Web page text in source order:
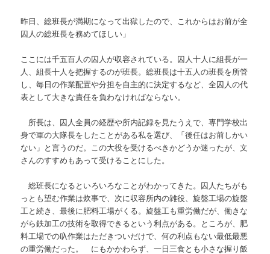
昨日、総班長が満期になって出獄したので、これからはお前が全
囚人の総班長を務めてほしい」
ここには千五百人の囚人が収容されている。囚人十人に組長が一
人、組長十人を把握するのが班長。総班長は十五人の班長を所管
し、毎日の作業配置や分担を自主的に決定するなど、全囚人の代
表として大きな責任を負わなければならない。
所長は、囚人全員の経歴や所内記録を見たうえで、専門学校出
身で軍の大隊長をしたことがある私を選び、「後任はお前しかい
ない」と言うのだ。この大役を受けるべきかどうか迷ったが、文
さんのすすめもあって受けることにした。
総班長になるといろいろなことがわかってきた。囚人たちがも
っとも望む作業は炊事で、次に収容所内の雑役、旋盤工場の旋盤
工と続き、最後に肥料工場がくる。旋盤工も重労働だが、働きな
がら鉄加工の技術を取得できるという利点がある。ところが、肥
料工場での叺作業はただきついだけで、何の利点もない最低最悪
の重労働だった。 にもかかわらず、一日三食とも小さな握り飯